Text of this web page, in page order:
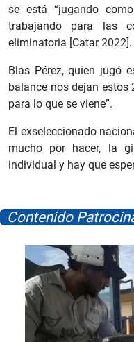
se está “jugando
trabajando para las
eliminatoria [Catar 2022].
Blas Pérez, quien jugó
balance nos dejan estos
para lo que se viene”.
El exseleccionado
mucho por hacer, la
individual y hay que
Contenido